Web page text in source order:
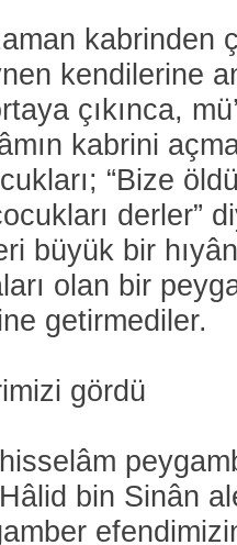
kabrinden
kendilerine
çıkınca,
kabrini
“Bize
derler”
büyük bir
olan bir
getirmediler.
gördü
bin Sinân